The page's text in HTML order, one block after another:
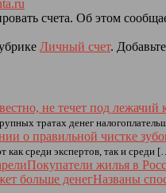
счета. Об этом
Личный счет.
тратах денег
как среди экспертов, так и среди
Покупатели жилья в
Названы